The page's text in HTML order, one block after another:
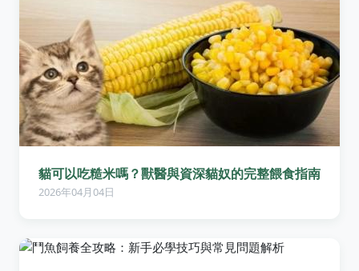
貓可以吃糙米嗎？獸醫與資深貓奴的完整餵食指南
2026年04月04日